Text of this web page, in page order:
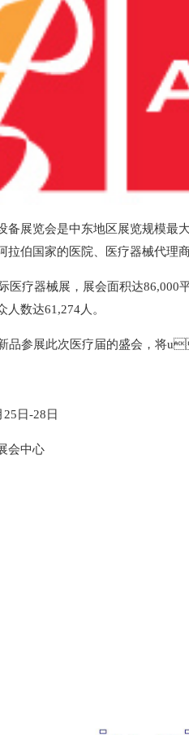
备展览会是中东地区展览规模最
拉伯国家的医院、医疗器械代理
医疗器械展，展会面积达
61,274人。
品参展此次医疗届的盛会，将
日-28日
会中心